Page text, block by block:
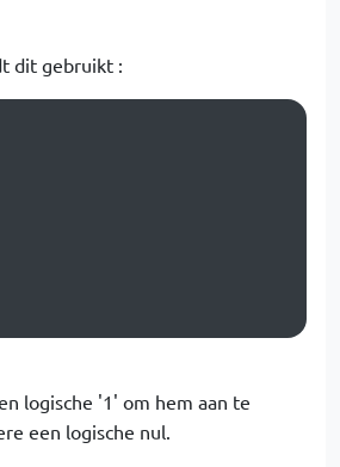
dit gebruikt :
logische '1' om hem aan te
een logische nul.